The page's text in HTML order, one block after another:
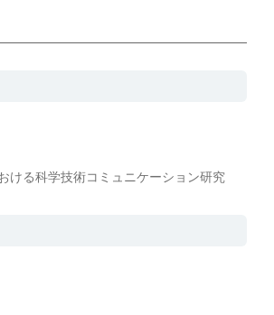
ける科学技術コミュニケーション研究